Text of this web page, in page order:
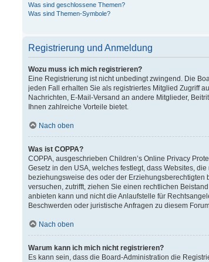
Was sind geschlossene Themen?
Was sind Themen-Symbole?
Registrierung und Anmeldung
Wozu muss ich mich registrieren?
Eine Registrierung ist nicht unbedingt zwingend. Die
jeden Fall erhalten Sie als registriertes Mitglied Zugriff
Nachrichten, E-Mail-Versand an andere Mitglieder,
Ihnen zahlreiche Vorteile bietet.
Nach oben
Was ist COPPA?
COPPA, ausgeschrieben Children’s Online Privacy
Gesetz in den USA, welches festlegt, dass Websites,
beziehungsweise des oder der Erziehungsberechtigten
versuchen, zutrifft, ziehen Sie einen rechtlichen
anbieten kann und nicht die Anlaufstelle für
Beschwerden oder juristische Anfragen zu diesem
Nach oben
Warum kann ich mich nicht registrieren?
Es kann sein, dass die Board-Administration die